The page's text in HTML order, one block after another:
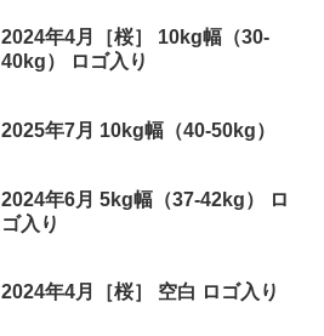
2024年4月［桜］ 10kg幅（30-
40kg） ロゴ入り
2025年7月 10kg幅（40-50kg）
2024年6月 5kg幅（37-42kg） ロ
ゴ入り
2024年4月［桜］ 空白 ロゴ入り